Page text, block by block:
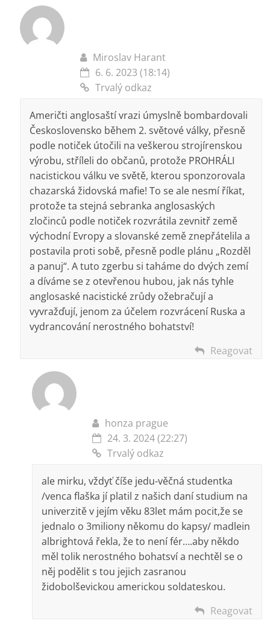
Miroslav Harant
6. 6. 2023 (18:14)
Trvalý odkaz
Američti anglosaští vrazi úmyslně bombardovali
Československo během 2. světové války, přesně
podle notiček útočili na veškerou strojírenskou
výrobu, stříleli do občanů, protože PROHRÁLI
nacistickou válku ve světě, kterou sponzorovala
chazarská židovská mafie! To se ale nesmí říkat,
protože ta stejná sebranka anglosaských
zločinců podle notiček rozvrátila zevnitř země
východní Evropy a slovanské země znepřátelila a
postavila proti sobě, přesně podle plánu „Rozděl
a panuj“. A tuto zgerbu si taháme do dvých zemí
a díváme se z otevřenou hubou, jak nás tyhle
anglosaské nacistické zrůdy ožebračují a
vyvražďují, jenom za účelem rozvrácení Ruska a
vydrancování nerostného bohatství!
Reagovat
honza prague
24. 3. 2024 (22:27)
Trvalý odkaz
ale mirku, vždyť číše jedu-věčná studentka
/venca flaška jí platil z našich daní studium na
univerzitě v jejím věku 83let mám pocit,že se
jednalo o 3miliony někomu do kapsy/ madlein
albrightová řekla, že to není fér….aby někdo
měl tolik nerostného bohatsví a nechtěl se o
něj podělit s tou jejich zasranou
židobolševickou americkou soldateskou.
Reagovat